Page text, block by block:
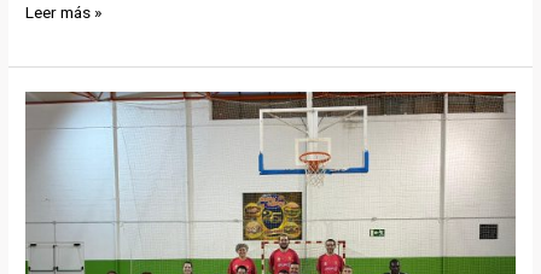
Gran
la
vivida
ayer
del
acto
Leer más »